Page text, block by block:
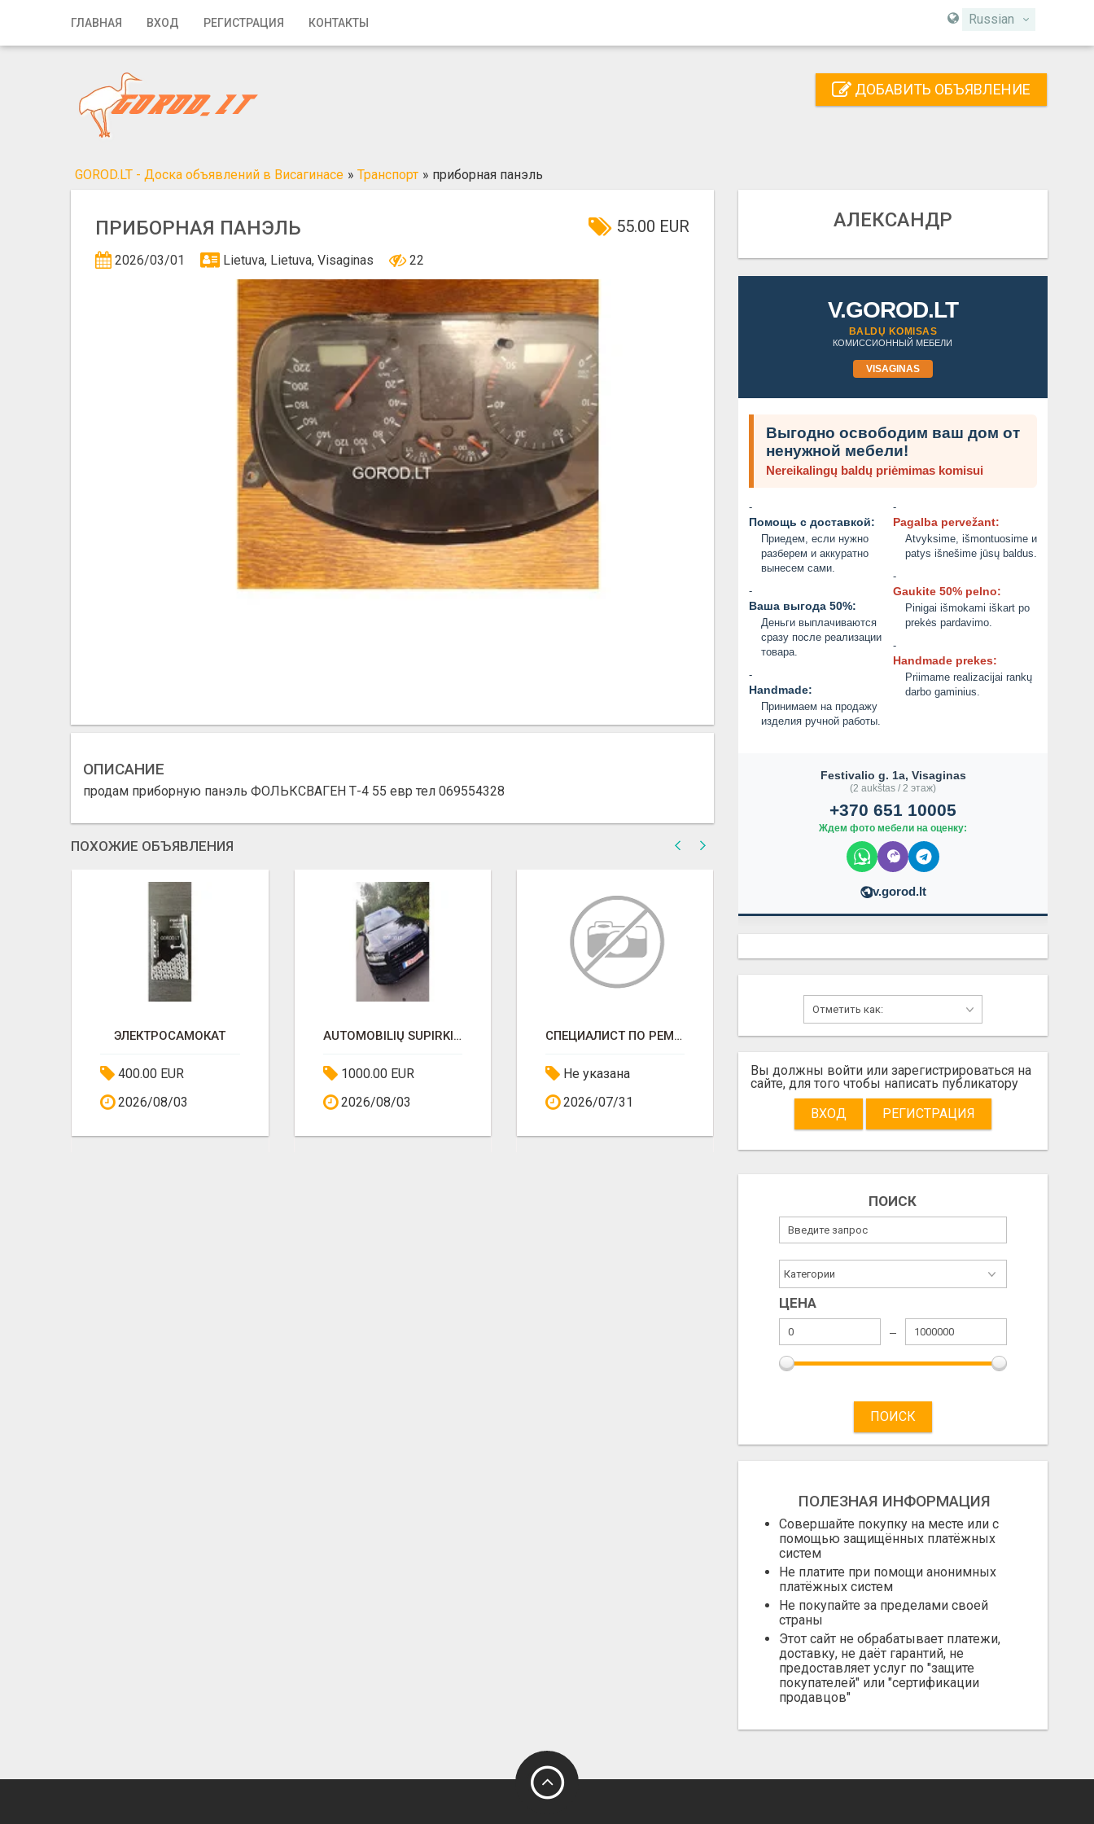
ГЛАВНАЯ ВХОД РЕГИСТРАЦИЯ КОНТАКТЫ Russian
Главная
Регистрация
Добавить объявление
ДОБАВИТЬ ОБЪЯВЛЕНИЕ
GOROD.LT - Доска объявлений в Висагинасе » Транспорт » приборная панэль
ПРИБОРНАЯ ПАНЭЛЬ 55.00 EUR
2026/03/01 Lietuva, Lietuva, Visaginas 22
ОПИСАНИЕ
продам приборную панэль ФОЛЬКСВАГЕН Т-4 55 евр тел 069554328
ПОХОЖИЕ ОБЪЯВЛЕНИЯ
ЭЛЕКТРОСАМОКАТ
400.00 EUR
2026/08/03
AUTOMOBILIŲ SUPIRKIMAS
1000.00 EUR
2026/08/03
СПЕЦИАЛИСТ ПО РЕМОНТУ АЛЮМИНИЕВЫХ ТРУБОК
Не указана
2026/07/31
ПРОДАМOPELZEFIRA-1.7D.2009ГГОДА
Не указана
2026/08/03
400.00 EUR
АЛЕКСАНДР
V.GOROD.LT
BALDŲ KOMISAS
КОМИССИОННЫЙ МЕБЕЛИ
VISAGINAS
Выгодно освободим ваш дом от
ненужной мебели!
Nereikalingų baldų priėmimas komisui
-
Помощь с доставкой:
Приедем, если нужно
разберем и аккуратно
вынесем сами.
-
Ваша выгода 50%:
Деньги выплачиваются
сразу после реализации
товара.
-
Handmade:
Принимаем на продажу
изделия ручной работы.
-
Pagalba pervežant:
Atvyksime, išmontuosime и
patys išnešime jūsų baldus.
-
Gaukite 50% pelno:
Pinigai išmokami iškart po
prekės pardavimo.
-
Handmade prekes:
Priimame realizacijai rankų
darbo gaminius.
Festivalio g. 1a, Visaginas
(2 aukštas / 2 этаж)
+370 651 10005
Ждем фото мебели на оценку:
v.gorod.lt
Вы должны войти или зарегистрироваться на
сайте, для того чтобы написать публикатору
ВХОД
РЕГИСТРАЦИЯ
ПОИСК
ЦЕНА
ПОИСК
ПОЛЕЗНАЯ ИНФОРМАЦИЯ
Совершайте покупку на месте или с
помощью защищённых платёжных
систем
Не платите при помощи анонимных
платёжных систем
Не покупайте за пределами своей
страны
Этот сайт не обрабатывает платежи,
доставку, не даёт гарантий, не
предоставляет услуг по "защите
покупателей" или "сертификации
продавцов"